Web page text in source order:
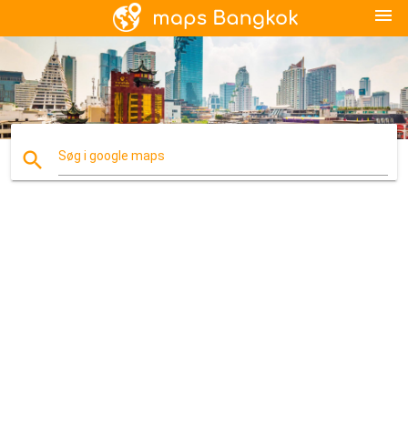
menu
search Søg i google maps